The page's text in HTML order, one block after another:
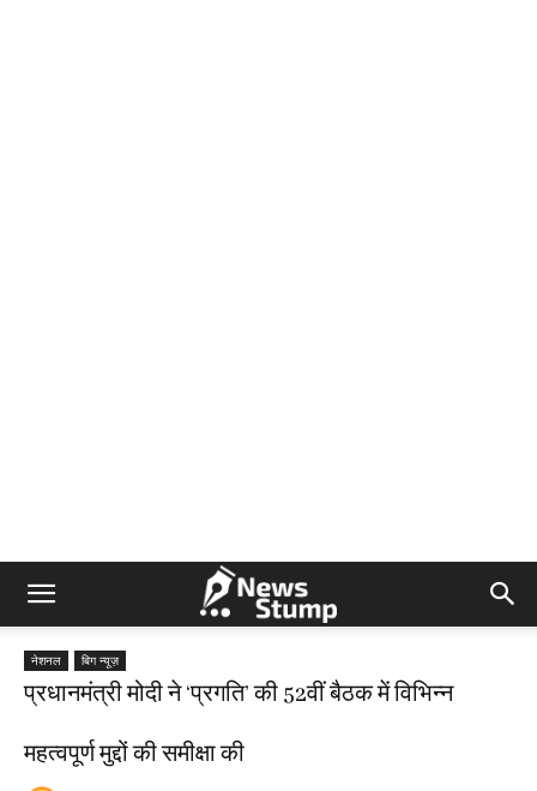
नेशनल बिग न्यूज़
प्रधानमंत्री मोदी ने ‘प्रगति’ की 52वीं बैठक में विभिन्न
महत्वपूर्ण मुद्दों की समीक्षा की